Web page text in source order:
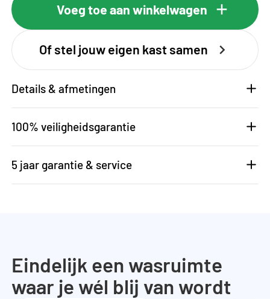
Voeg toe aan winkelwagen
Of stel jouw eigen kast samen
Details & afmetingen
100% veiligheidsgarantie
5 jaar garantie & service
Eindelijk een wasruimte
waar je wél blij van wordt